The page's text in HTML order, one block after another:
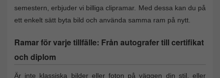
semestern, erbjuder vi billiga clipramar. Med dessa kan du på
ett enkelt sätt byta bild och använda samma ram på nytt.
Ramar för varje tillfälle: Från autografer till certifikat
och diplom
Är inte klassiska bilder eller foton på väggen din stil, eller